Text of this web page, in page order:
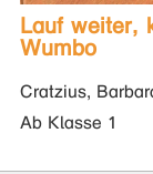
Lauf weiter,
Wumbo
Cratzius,
Ab Klasse 1